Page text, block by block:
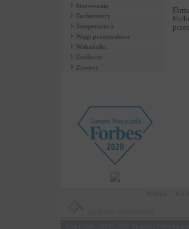
Sterowanie
Tachometry
Temperatura
Wagi przemysłowe
Wskaźniki
Zasilacze
Zawory